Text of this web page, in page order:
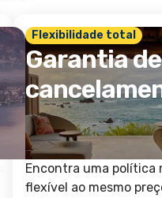
Flexibilidade total
Garantia de
Encontra uma política
flexível ao mesmo